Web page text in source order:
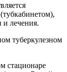
и лечения.
туберкулезном
стационаре